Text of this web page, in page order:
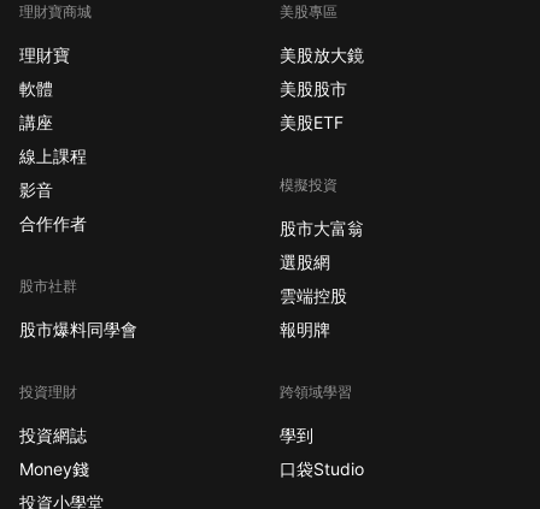
理財寶商城
理財寶
軟體
講座
線上課程
影音
合作作者
股市社群
股市爆料同學會
投資理財
投資網誌
Money錢
投資小學堂
美股專區
美股放大鏡
美股股市
美股ETF
模擬投資
股市大富翁
選股網
雲端控股
報明牌
跨領域學習
學到
口袋Studio